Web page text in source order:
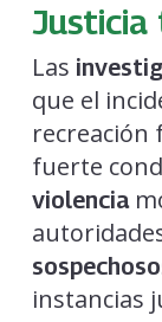
Justicia
Las
que el
recreación
fuerte
violencia
instancias